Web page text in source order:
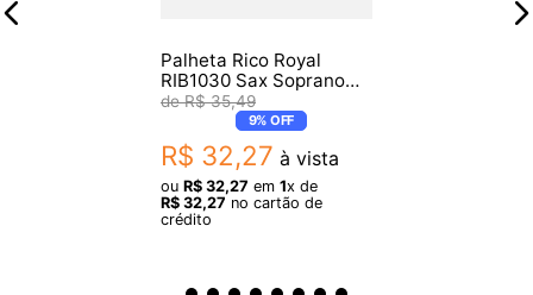
Palheta Rico Royal
RIB1030 Sax Soprano
3.0R$ 35,49
9% OFF
R$ 32,27 à vista
ou R$ 32,27 em 1x de
R$ 32,27 no cartão de
crédito